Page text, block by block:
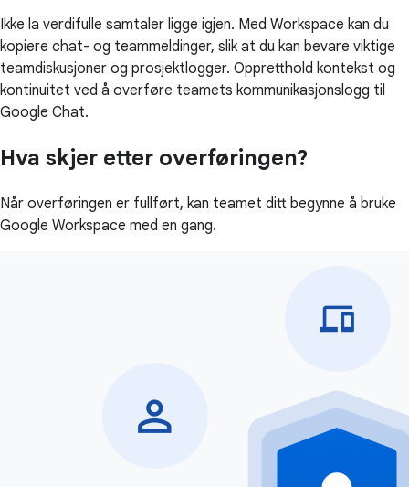
Ikke la verdifulle samtaler ligge igjen. Med Workspace kan du
kopiere chat- og teammeldinger, slik at du kan bevare viktige
teamdiskusjoner og prosjektlogger. Oppretthold kontekst og
kontinuitet ved å overføre teamets kommunikasjonslogg til
Google Chat.
Hva skjer etter overføringen?
Når overføringen er fullført, kan teamet ditt begynne å bruke
Google Workspace med en gang.